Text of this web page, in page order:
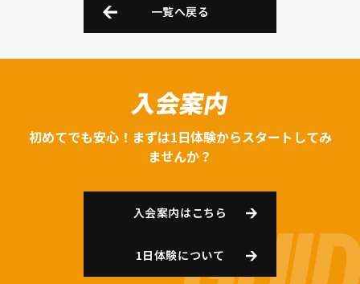
一覧へ戻る
入会案内
初めてでも安心！まずは1日体験からスタートしてみ
ませんか？
入会案内はこちら
1日体験について